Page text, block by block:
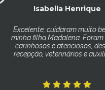
Isabella Henrique
Excelente, cuidaram muito
minha filha Madalena.
carinhosos e atenciosos,
recepção, veterinários e